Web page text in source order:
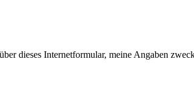
dieses Internetformular, meine Angaben